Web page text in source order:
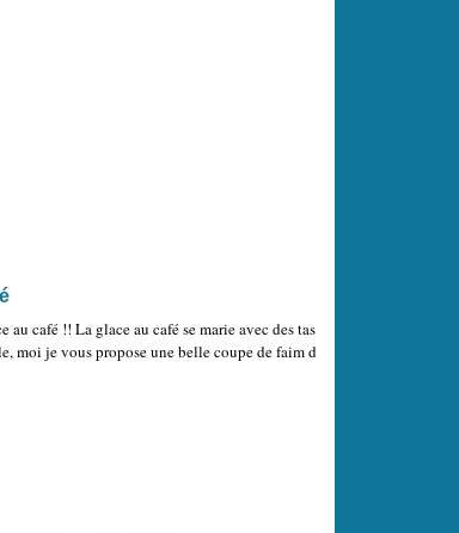
café !! La glace au café se marie avec des tas
moi je vous propose une belle coupe de faim d